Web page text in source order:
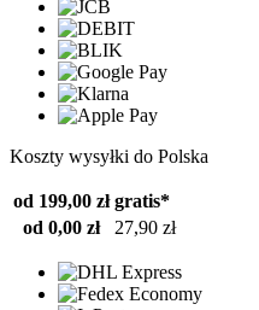
Koszty wysyłki do Polska
od 199,00 zł gratis*
od 0,00 zł
27,90 zł